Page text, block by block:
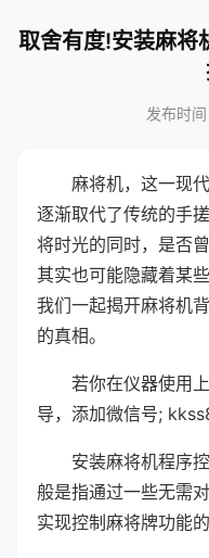
取舍有度!安装麻将
发布时
麻将机，这一现
逐渐取代了传统的手
将时光的同时，是否
其实也可能隐藏着某
我们一起揭开麻将机
的真相。
若你在仪器使用
导，添加微信号;
安装麻将机程序
般是指通过一些无需
实现控制麻将牌功能